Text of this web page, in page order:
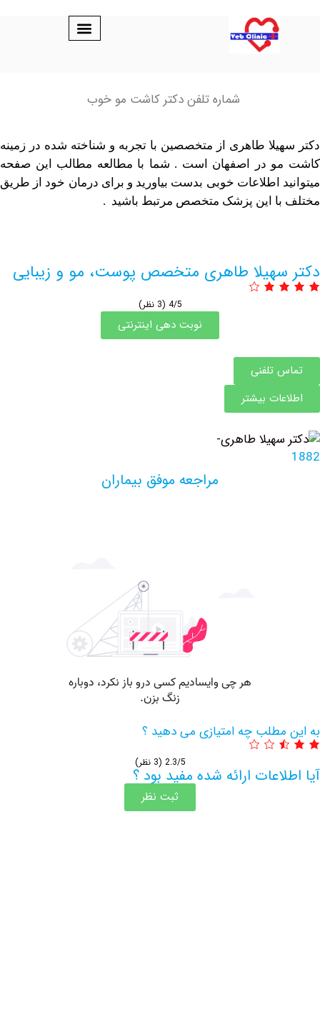
شماره تلفن دکتر کاشت مو خوب
طاهری از متخصصین با تجربه و شناخته شده در زمینه
در اصفهان است . شما با مطالعه مطالب این صفحه
اطلاعات خوبی بدست بیاورید و برای درمان خود از طریق
این پزشک متخصص مرتبط باشید .
طاهری متخصص پوست، مو و زیبایی
نوبت دهی اینترنتی
تلفنی
بیشتر
مراجعه موفق بیماران
چه امتیازی می دهید ؟
ارائه شده مفید بود ؟